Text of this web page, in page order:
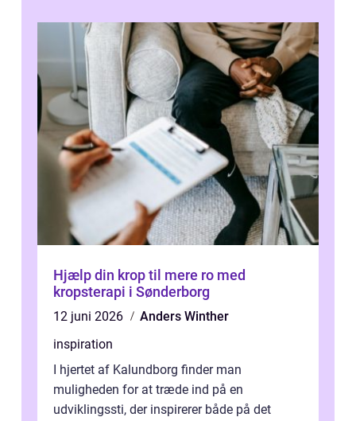
Hjælp din krop til mere ro med
kropsterapi i Sønderborg
12 juni 2026
Anders Winther
inspiration
I hjertet af Kalundborg finder man
muligheden for at træde ind på en
udviklingssti, der inspirerer både på det